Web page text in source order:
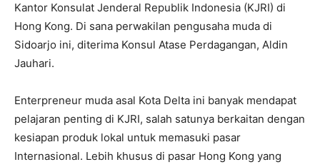
Kantor Konsulat Jenderal Republik Indonesia (KJRI) di
Hong Kong. Di sana perwakilan pengusaha muda di
Sidoarjo ini, diterima Konsul Atase Perdagangan, Aldin
Jauhari.
Enterpreneur muda asal Kota Delta ini banyak mendapat
pelajaran penting di KJRI, salah satunya berkaitan dengan
kesiapan produk lokal untuk memasuki pasar
Internasional. Lebih khusus di pasar Hong Kong yang